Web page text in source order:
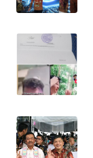
WATCH
MKLI
LPKKI
LKKI
KOPEKLIN